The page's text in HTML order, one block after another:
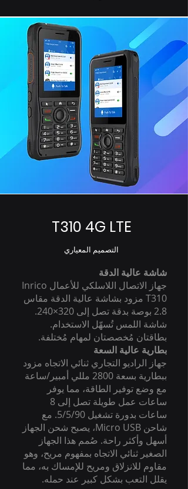
T310 4G LTE
التصميم المعياري
شاشة عالية الدقة
جهاز الاتصال اللاسلكي للأعمال Inrico
T310 مزود بشاشة عالية الدقة مقاس
2.8 بوصة بدقة تصل إلى 320×240.
شاشة اللمس تُسهّل الاستخدام.
بطاقتان مُخصصتان لمهام مُختلفة.
بطارية عالية السعة
جهاز الراديو التجاري ثنائي الاتجاه مزود
ببطارية بسعة 2800 مللي أمبير/ساعة
مع وضع توفير الطاقة، مما يوفر
ساعات عمل طويلة تصل إلى 8
ساعات بدورة تشغيل 5/5/90. مع
شاحن Micro USB، يصبح شحن الجهاز
أسهل وأكثر راحة. صُمم هذا الجهاز
الصغير ثنائي الاتجاه بمفهوم مريح، وهو
مقاوم للانزلاق ومريح للإمساك به، مما
يقلل التعب بشكل كبير عند حمله.